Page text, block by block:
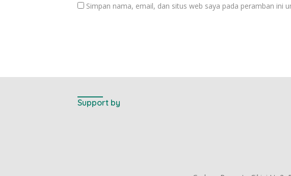
Simpan nama, email, dan situs web saya pada peramban ini
Support by